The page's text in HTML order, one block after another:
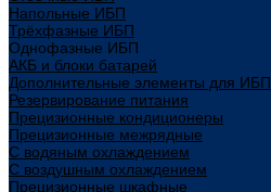
Напольные ИБП
Трёхфазные ИБП
Однофазные ИБП
АКБ и блоки батарей
Дополнительные элементы для ИБП
Резервирование питания
Прецизионные кондиционеры
Прецизионные межрядные
С водяным охлаждением
С воздушным охлаждением
Прецизионные шкафные